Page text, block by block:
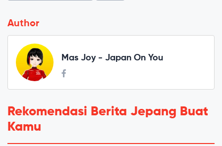
Author
Mas Joy - Japan On You
Rekomendasi Berita Jepang Buat
Kamu